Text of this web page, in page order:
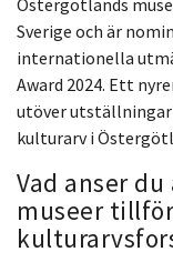
Östergötlands
Sverige och är
internationella
Award 2024. Ett
utöver
kulturarv i
Vad anser
museer